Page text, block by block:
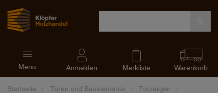
Navigation
ein-
und
ausblenden
Menu Anmelden Merkliste Warenkorb
Startseite Türen und Bauelemente
Türzargen